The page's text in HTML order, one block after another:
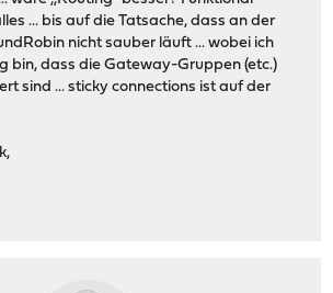
... bis auf die Tatsache, dass an der
nicht sauber läuft ... wobei ich
bin, dass die Gateway-Gruppen (etc.)
sind ... sticky connections ist auf der